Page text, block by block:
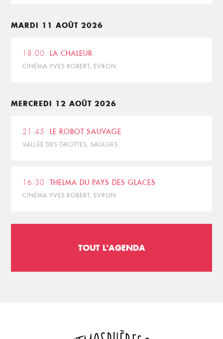
MARDI 11 AOÛT 2026
18:00 LA CHALEUR
CINÉMA YVES ROBERT, EVRON
MERCREDI 12 AOÛT 2026
21:45 LE ROBOT SAUVAGE
VALLÉE DES GROTTES, SAULGES
16:30 THELMA DU PAYS DES GLACES
CINÉMA YVES ROBERT, EVRON
TOUT L'AGENDA